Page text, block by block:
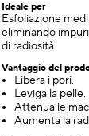
Ideale per
Esfoliazione
eliminando
di radiosità
Vantaggio del
Libera i pori.
Leviga la pelle.
Attenua le
Aumenta la